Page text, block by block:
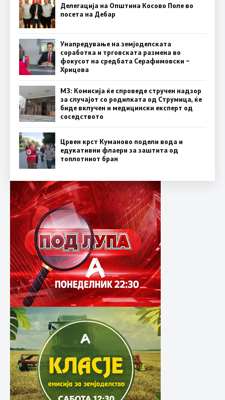
Делегација на Општина Косово Поле во
посета на Дебар
Унапредување на земјоделската
соработка и трговската размена во
фокусот на средбата Серафимовски –
Хрицова
МЗ: Комисија ќе спроведе стручен надзор
за случајот со родилката од Струмица, ќе
биде вклучен и медицински експерт од
соседството
Црвен крст Куманово подели вода и
едукативни флаери за заштита од
топлотниот бран